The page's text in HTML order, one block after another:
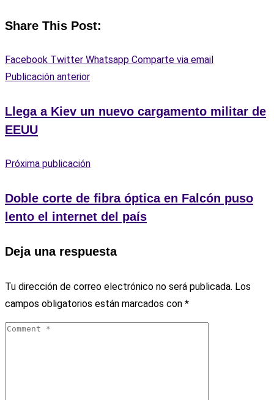
Share This Post:
Facebook Twitter Whatsapp Comparte via email
Publicación anterior
Llega a Kiev un nuevo cargamento militar de
EEUU
Próxima publicación
Doble corte de fibra óptica en Falcón puso
lento el internet del país
Deja una respuesta
Tu dirección de correo electrónico no será publicada. Los
campos obligatorios están marcados con *